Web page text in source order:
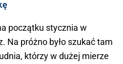
początku stycznia w
Na próżno było szukać tam
którzy w dużej mierze